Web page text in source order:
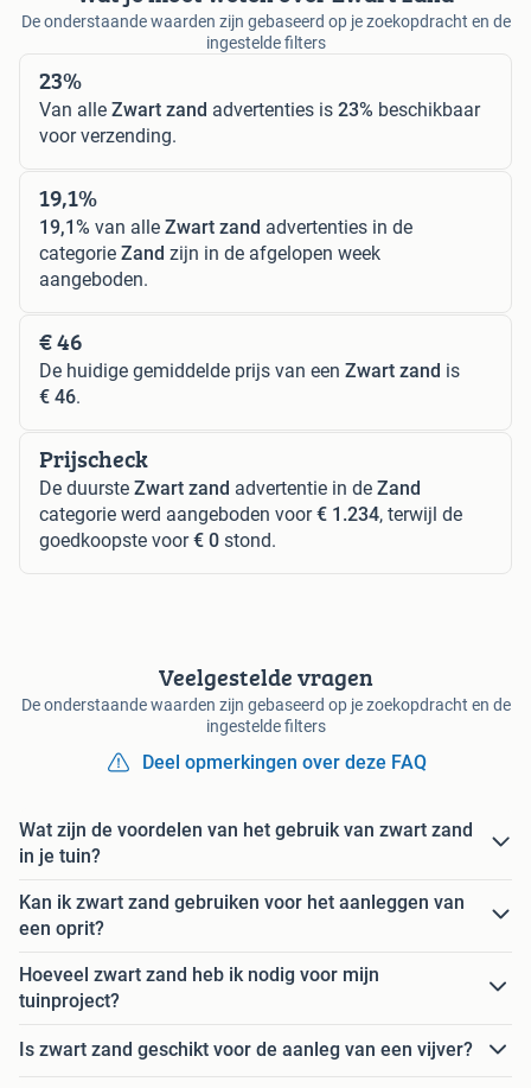
De onderstaande waarden zijn gebaseerd op je zoekopdracht en de
ingestelde filters
23%
Van alle Zwart zand advertenties is 23% beschikbaar
voor verzending.
19,1%
19,1% van alle Zwart zand advertenties in de
categorie Zand zijn in de afgelopen week
aangeboden.
€ 46
De huidige gemiddelde prijs van een Zwart zand is
€ 46.
Prijscheck
De duurste Zwart zand advertentie in de Zand
categorie werd aangeboden voor€ 1.234, terwijl de
goedkoopste voor€ 0 stond.
Veelgestelde vragen
De onderstaande waarden zijn gebaseerd op je zoekopdracht en de
ingestelde filters
Deel opmerkingen over deze FAQ
Wat zijn de voordelen van het gebruik van zwart zand
in je tuin?
Kan ik zwart zand gebruiken voor het aanleggen van
een oprit?
Hoeveel zwart zand heb ik nodig voor mijn
tuinproject?
Is zwart zand geschikt voor de aanleg van een vijver?